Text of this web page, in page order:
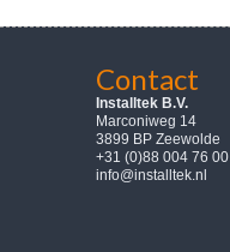
Contact
Installtek B.V.
Marconiweg 14
3899 BP Zeewolde
+31 (0)88 004 76 00
info@installtek.nl